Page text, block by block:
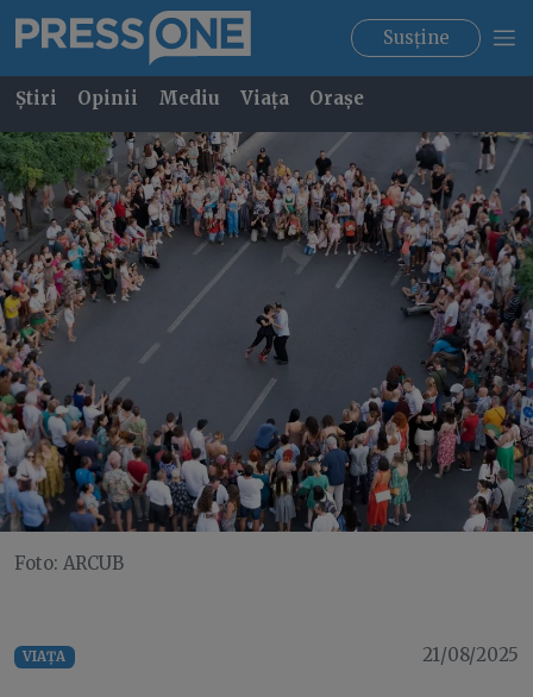
Susține
Știri Opinii Mediu Viața Orașe
Foto: ARCUB
VIAȚA 21/08/2025